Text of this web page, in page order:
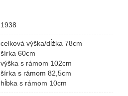
1938
celková výška/dĺžka 78cm
šírka 60cm
výška s rámom 102cm
šírka s rámom 82,5cm
hĺbka s rámom 10cm